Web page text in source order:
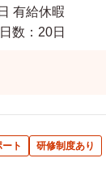
有給休暇
数：20日
ト
研修制度あり